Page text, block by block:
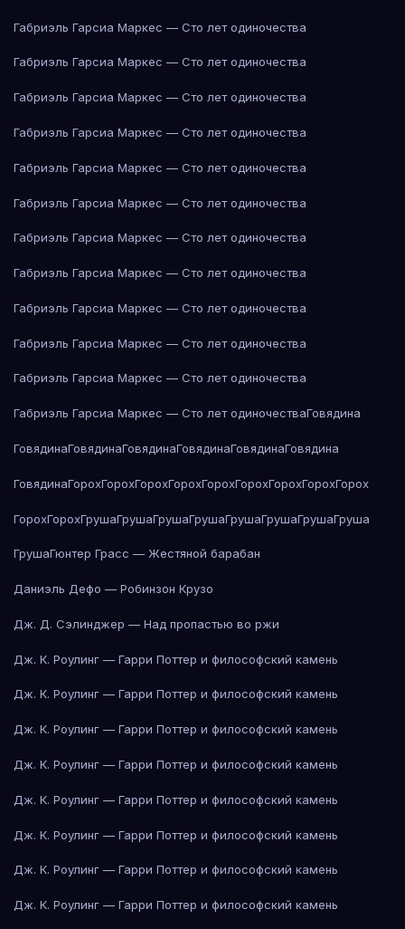
Габриэль Гарсиа Маркес — Сто лет одиночества
Габриэль Гарсиа Маркес — Сто лет одиночества
Габриэль Гарсиа Маркес — Сто лет одиночества
Габриэль Гарсиа Маркес — Сто лет одиночества
Габриэль Гарсиа Маркес — Сто лет одиночества
Габриэль Гарсиа Маркес — Сто лет одиночества
Габриэль Гарсиа Маркес — Сто лет одиночества
Габриэль Гарсиа Маркес — Сто лет одиночества
Габриэль Гарсиа Маркес — Сто лет одиночества
Габриэль Гарсиа Маркес — Сто лет одиночества
Габриэль Гарсиа Маркес — Сто лет одиночества
Габриэль Гарсиа Маркес — Сто лет одиночестваГовядина
ГовядинаГовядинаГовядинаГовядинаГовядинаГовядина
ГовядинаГорохГорохГорохГорохГорохГорохГорохГорохГорох
ГорохГорохГрушаГрушаГрушаГрушаГрушаГрушаГрушаГруша
ГрушаГюнтер Грасс — Жестяной барабан
Даниэль Дефо — Робинзон Крузо
Дж. Д. Сэлинджер — Над пропастью во ржи
Дж. К. Роулинг — Гарри Поттер и философский камень
Дж. К. Роулинг — Гарри Поттер и философский камень
Дж. К. Роулинг — Гарри Поттер и философский камень
Дж. К. Роулинг — Гарри Поттер и философский камень
Дж. К. Роулинг — Гарри Поттер и философский камень
Дж. К. Роулинг — Гарри Поттер и философский камень
Дж. К. Роулинг — Гарри Поттер и философский камень
Дж. К. Роулинг — Гарри Поттер и философский камень